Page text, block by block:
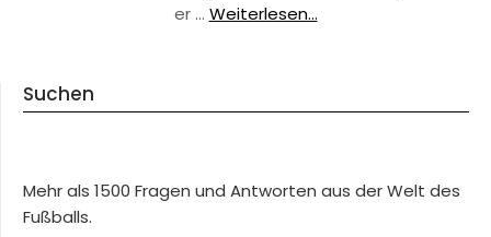
er … Weiterlesen...
Suchen
Mehr als 1500 Fragen und Antworten aus der Welt des
Fußballs.